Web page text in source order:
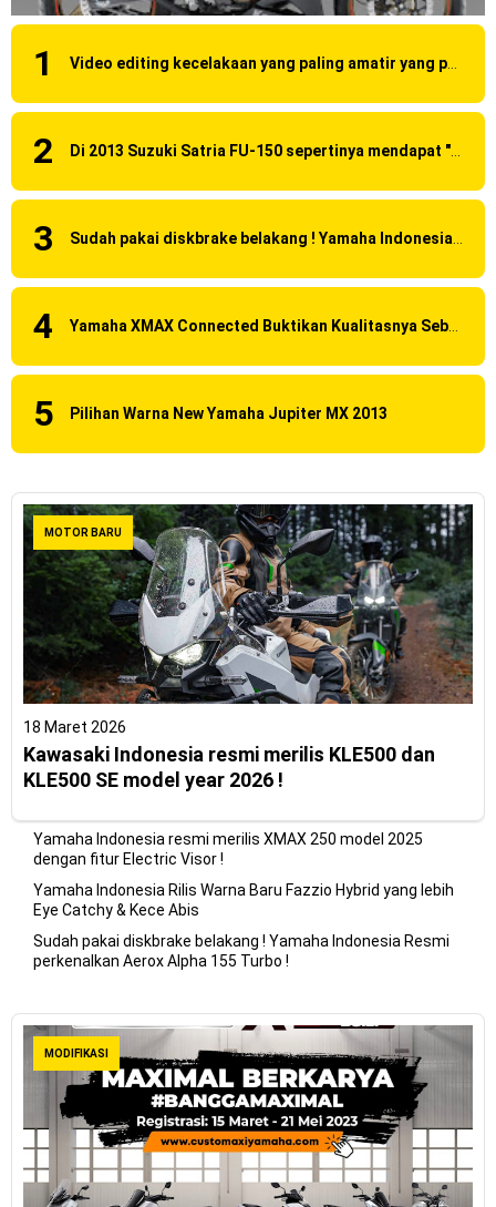
2023 !
Indahnya Sore di Kota Medan
ada 2 dikota Medan !
Kawasaki Indonesia resmi merilis KLE500 dan KLE500 SE
model year 2026 !
Senin, 10 Agustus
Pilihan Warna New Yamaha Jupiter MX 2013
MOTOR BARU
18 Maret 2026
Kawasaki Indonesia resmi merilis KLE500 dan
KLE500 SE model year 2026 !
Yamaha Indonesia resmi merilis XMAX 250 model 2025
dengan fitur Electric Visor !
Yamaha Indonesia Rilis Warna Baru Fazzio Hybrid yang lebih
Eye Catchy & Kece Abis
Sudah pakai diskbrake belakang ! Yamaha Indonesia Resmi
perkenalkan Aerox Alpha 155 Turbo !
MODIFIKASI